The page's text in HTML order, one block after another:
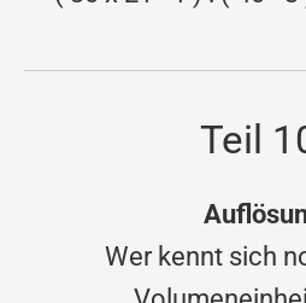
Teil
Wer kennt sich